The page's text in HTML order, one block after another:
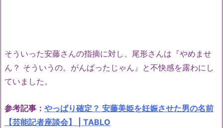
そういった安藤さんの指摘に対し、尾形さんは『やめませ
ん？ そういうの。がんばったじゃん』と不快感を露わにし
ていました。
参考記事： やっぱり確定？ 安藤美姫を妊娠させた男の名前
【芸能記者座談会】 | TABLO